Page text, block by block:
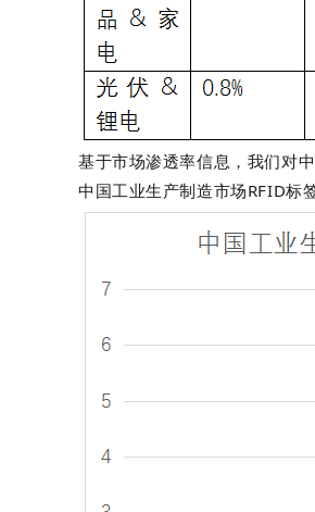
基于市场渗透率信息，我们对
中国工业生产制造市场RFID标